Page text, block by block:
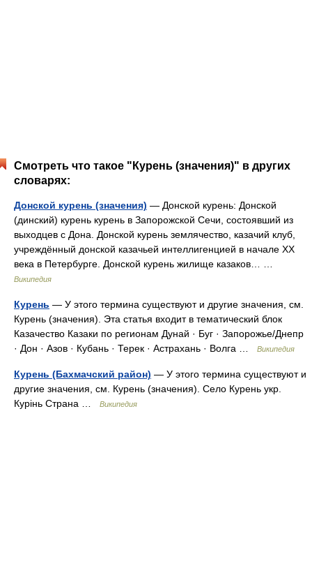
Смотреть что такое "Курень (значения)" в других
словарях:
Донской курень (значения) — Донской курень: Донской
(динский) курень курень в Запорожской Сечи, состоявший из
выходцев с Дона. Донской курень землячество, казачий клуб,
учреждённый донской казачьей интеллигенцией в начале XX
века в Петербурге. Донской курень жилище казаков… …
Википедия
Курень — У этого термина существуют и другие значения, см.
Курень (значения). Эта статья входит в тематический блок
Казачество Казаки по регионам Дунай · Буг · Запорожье/Днепр
· Дон · Азов · Кубань · Терек · Астрахань · Волга …
Википедия
Курень (Бахмачский район) — У этого термина существуют и
другие значения, см. Курень (значения). Село Курень укр.
Курінь Страна …
Википедия